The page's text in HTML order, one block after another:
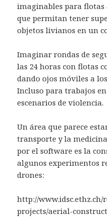
imaginables para flotas
que permitan tener
objetos livianos en un
Imaginar rondas de
las 24 horas con flotas
dando ojos móviles a
Incluso para trabajos
escenarios de violencia.
Un área que parece
transporte y la
por el software es la
algunos experimentos
drones:
http://www.idsc.ethz.ch/
projects/aerial-